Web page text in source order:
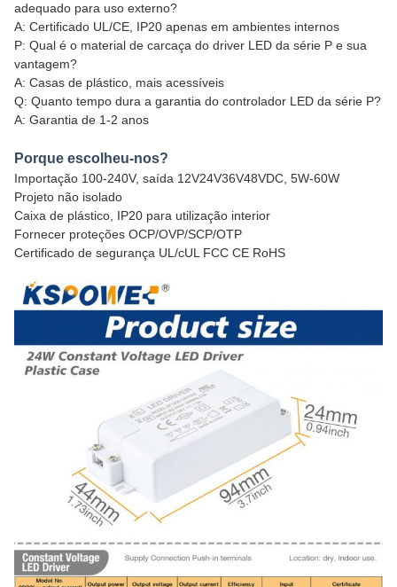
adequado para uso externo?
A: Certificado UL/CE, IP20 apenas em ambientes internos
P: Qual é o material de carcaça do driver LED da série P e sua
vantagem?
A: Casas de plástico, mais acessíveis
Q: Quanto tempo dura a garantia do controlador LED da série P?
A: Garantia de 1-2 anos
Porque escolheu-nos?
Importação 100-240V, saída 12V24V36V48VDC, 5W-60W
Projeto não isolado
Caixa de plástico, IP20 para utilização interior
Fornecer proteções OCP/OVP/SCP/OTP
Certificado de segurança UL/cUL FCC CE RoHS